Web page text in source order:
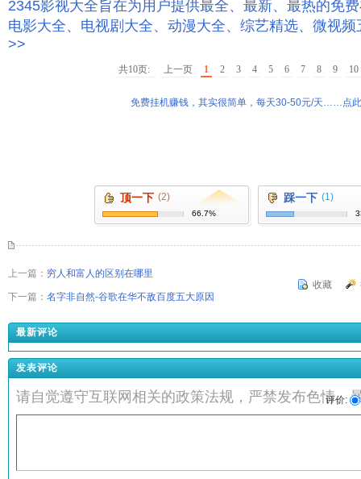
2345影视大全旨在为用户提供最全、最新、最热的免
电影大全、电视剧大全、动漫大全、综艺精选、微视
>>
共10页: 上一页 1 2 3 4 5 6 7 8 9 10
免费挂机赚钱，其实很简单，每天30-50元/天……点
顶一下 (2)
66.7%
踩一下 (1)
上一篇： 穷人和富人的区别在哪里
下一篇： 名字非自然-谷歌在华不敌百度五大原因
收藏
最新评论
发表评论
请自觉遵守互联网相关的政策法规，严禁发布色情、
评价: